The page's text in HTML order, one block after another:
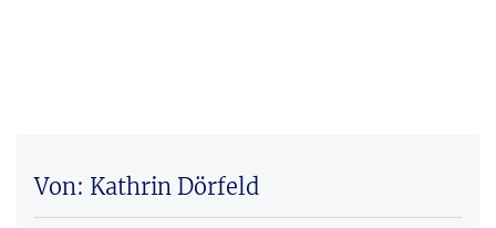
Von: Kathrin Dörfeld